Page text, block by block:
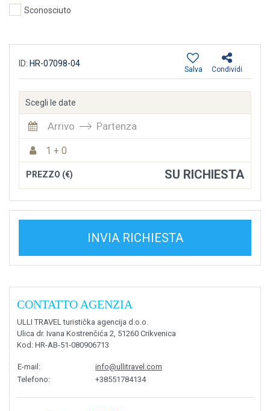
Sconosciuto
ID: HR-07098-04
Condividi
Salva
Scegli le date
Arrivo Partenza
1 + 0
PREZZO (€) SU RICHIESTA
INVIA RICHIESTA
CONTATTO AGENZIA
ULLI TRAVEL turistička agencija d.o.o.
Ulica dr. Ivana Kostrenčića 2, 51260 Crikvenica
Kod : HR-AB-51-080906713
E-mail :
info@ullitravel.com
Telefono: +38551784134